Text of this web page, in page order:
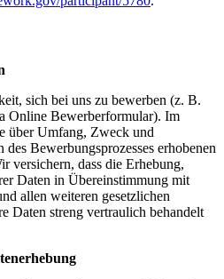
sich bei uns zu bewerben (z. B.
Online Bewerberformular). Im
über Umfang, Zweck und
Bewerbungsprozesses erhobenen
versichern, dass die Erhebung,
Daten in Übereinstimmung mit
allen weiteren gesetzlichen
Daten streng vertraulich behandelt